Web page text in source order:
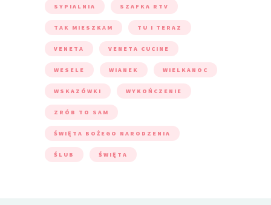
SYPIALNIA SZAFKA RTV
TAK MIESZKAM TU I TERAZ
VENETA VENETA CUCINE
WESELE WIANEK WIELKANOC
WSKAZÓWKI WYKOŃCZENIE
ZRÓB TO SAM
ŚWIĘTA BOŻEGO NARODZENIA
ŚLUB ŚWIĘTA